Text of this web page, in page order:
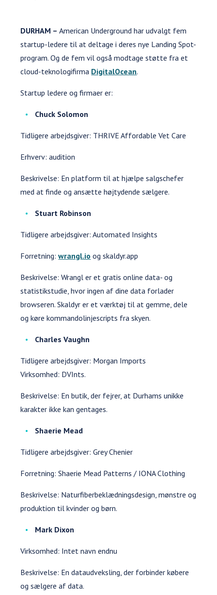
DURHAM – American Underground har udvalgt fem
startup-ledere til at deltage i deres nye Landing Spot-
program. Og de fem vil også modtage støtte fra et
cloud-teknologifirma DigitalOcean.
Startup ledere og firmaer er:
Chuck Solomon
Tidligere arbejdsgiver: THRIVE Affordable Vet Care
Erhverv: audition
Beskrivelse: En platform til at hjælpe salgschefer
med at finde og ansætte højtydende sælgere.
Stuart Robinson
Tidligere arbejdsgiver: Automated Insights
Forretning:wrangl.io og skaldyr.app
Beskrivelse: Wrangl er et gratis online data- og
statistikstudie, hvor ingen af dine data forlader
browseren. Skaldyr er et værktøj til at gemme, dele
og køre kommandolinjescripts fra skyen.
Charles Vaughn
Tidligere arbejdsgiver: Morgan Imports
Virksomhed: DVInts.
Beskrivelse: En butik, der fejrer, at Durhams unikke
karakter ikke kan gentages.
Shaerie Mead
Tidligere arbejdsgiver: Grey Chenier
Forretning: Shaerie Mead Patterns / IONA Clothing
Beskrivelse: Naturfiberbeklædningsdesign, mønstre og
produktion til kvinder og børn.
Mark Dixon
Virksomhed: Intet navn endnu
Beskrivelse: En dataudveksling, der forbinder købere
og sælgere af data.